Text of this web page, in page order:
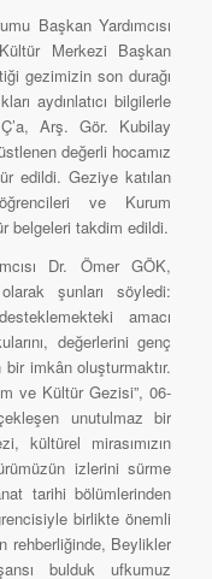
Başkan Yardımcısı
Merkezi Başkan
gezimizin son durağı
aydınlatıcı bilgilerle
Arş. Gör. Kubilay
değerli hocamız
edildi. Geziye katılan
ve Kurum
belgeleri takdim edildi.
Dr. Ömer GÖK,
şunları söyledi:
amacı
değerlerini genç
imkân oluşturmaktır.
ve Kültür Gezisi”, 06-
unutulmaz bir
kültürel mirasımızın
izlerini sürme
tarihi bölümlerinden
birlikte önemli
rehberliğinde, Beylikler
bulduk ufkumuz